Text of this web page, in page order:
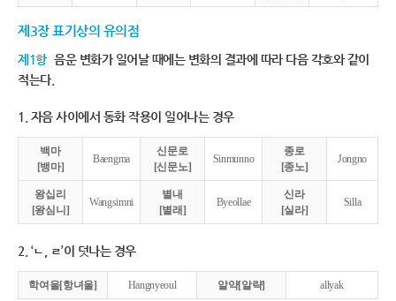
제3장 표기상의 유의점
제1항 음운 변화가 일어날 때에는 변화의 결과에 따라 다음 각호와 같이
적는다.
1. 자음 사이에서 동화 작용이 일어나는 경우
백마
[뱅마]
Baengma
신문로
[신문노]
Sinmunno
종로
[종노]
Jongno
왕십리
[왕심니]
Wangsimni
별내
[별래]
Byeollae
신라
[실라]
Silla
2. ‘ㄴ, ㄹ’이 덧나는 경우
학여울[항녀울] Hangnyeoul 알약[알략] allyak